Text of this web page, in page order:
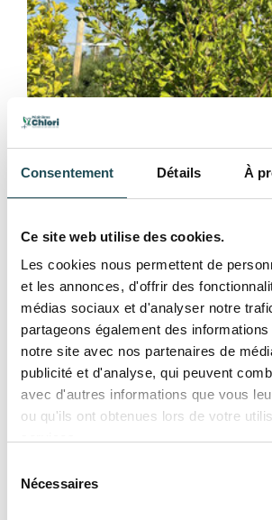
Consentement Détails À
Ce site web utilise des cookies.
Les cookies nous permettent de
et les annonces, d'offrir des
médias sociaux et d'analyser notre
partageons également des
notre site avec nos partenaires de
publicité et d'analyse, qui peuvent
avec d'autres informations que vous
ou qu'ils ont obtenues lors de votre
Nécessaires
Ginkgo Biloba 'Fastigiata Blagon'
250 cm | Tige branchue de la
482,00